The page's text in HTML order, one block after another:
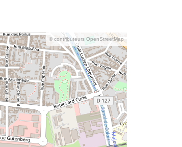
© contributeurs OpenStreetMap